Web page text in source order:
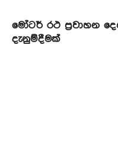
මෝටර් රථ ප්‍රවාහන
දැනුම්දීමක්